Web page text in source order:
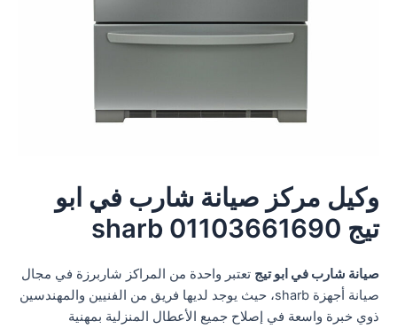
وكيل مركز صيانة شارب في ابو
تيج 01103661690 sharb
صيانة شارب في ابو تيج تعتبر واحدة من المراكز شاربرزة في مجال
صيانة أجهزة sharb، حيث يوجد لديها فريق من الفنيين والمهندسين
ذوي خبرة واسعة في إصلاح جميع الأعطال المنزلية بمهنية